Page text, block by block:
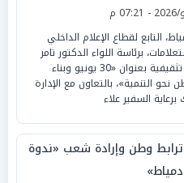
التابع لقطاع الإعلام الداخلي
برئاسة اللواء الدكتور تامر
شمس الدين، ندوة تثقيفية بعنوان «30 يونيو وبناء
التنمية»، بالتعاون مع الإدارة
برعاية السفير علاء
ترابط وطن وإرادة شعب «ندوة